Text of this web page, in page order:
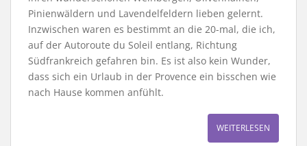
Pinienwäldern und Lavendelfeldern lieben gelernt.
Inzwischen waren es bestimmt an die 20-mal, die ich,
auf der Autoroute du Soleil entlang, Richtung
Südfrankreich gefahren bin. Es ist also kein Wunder,
dass sich ein Urlaub in der Provence ein bisschen wie
nach Hause kommen anfühlt.
WEITERLESEN